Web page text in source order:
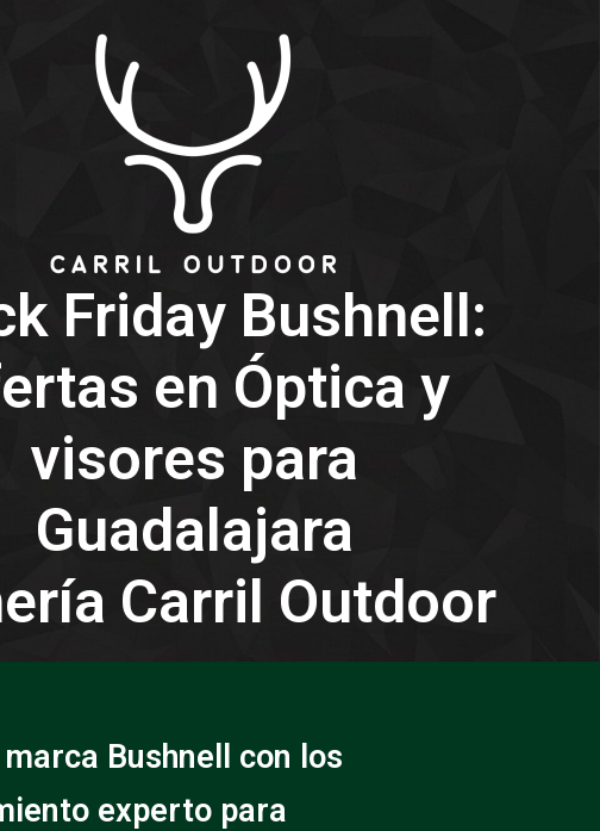
Friday Bushnell:
en Óptica y
visores para
Guadalajara
Carril Outdoor
Bushnell con los
experto para